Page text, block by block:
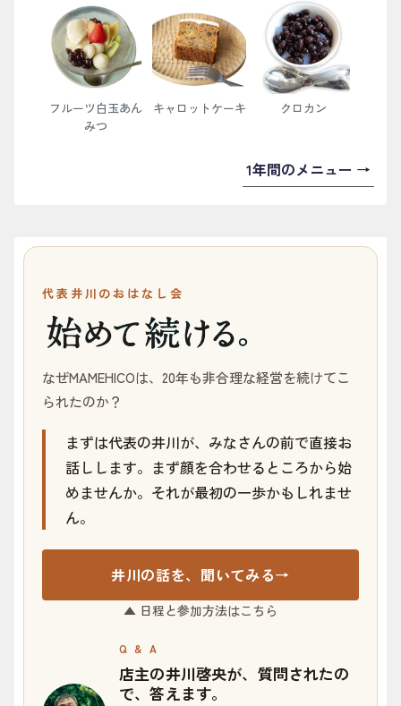
フルーツ白玉あん
みつ
キャロットケーキ クロカン
1年間のメニュー →
代表井川のおはなし会
なぜMAMEHICOは、20年も非合理な経営を続けてこ
られたのか？
まずは代表の井川が、みなさんの前で直接お
話しします。まず顔を合わせるところから始
めませんか。それが最初の一歩かもしれませ
ん。
井川の話を、聞いてみる→
▲ 日程と参加方法はこちら
Q & A
店主の井川啓央が、質問されたの
で、答えます。